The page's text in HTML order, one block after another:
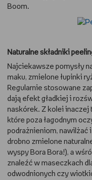
Boom.
Naturalne składniki
Najciekawsze pomysły
maku, zmielone łupinki
Regularnie stosowane
dają efekt gładkiej i
naskórek. Z kolei inaczej
które poza łagodnym
podrażnieniom, nawilżać
drobno zmielone
wyspy Bora Bora!), a
znaleźć w maseczkach
odwodnionych czy